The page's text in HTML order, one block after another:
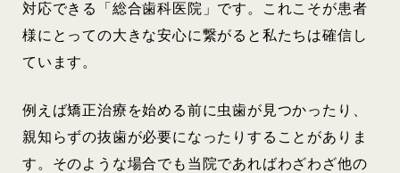
対応できる「総合歯科医院」です。これこそが患者
様にとっての大きな安心に繋がると私たちは確信し
ています。
例えば矯正治療を始める前に虫歯が見つかったり、
親知らずの抜歯が必要になったりすることがありま
す。そのような場合でも当院であればわざわざ他の